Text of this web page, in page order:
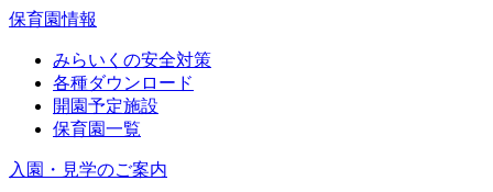
保育園情報
みらいくの安全対策
各種ダウンロード
開園予定施設
保育園一覧
入園・見学のご案内